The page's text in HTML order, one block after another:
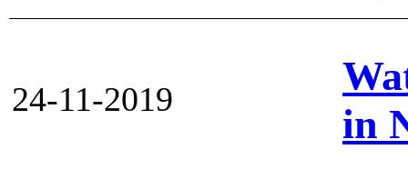
24-11-2019
in